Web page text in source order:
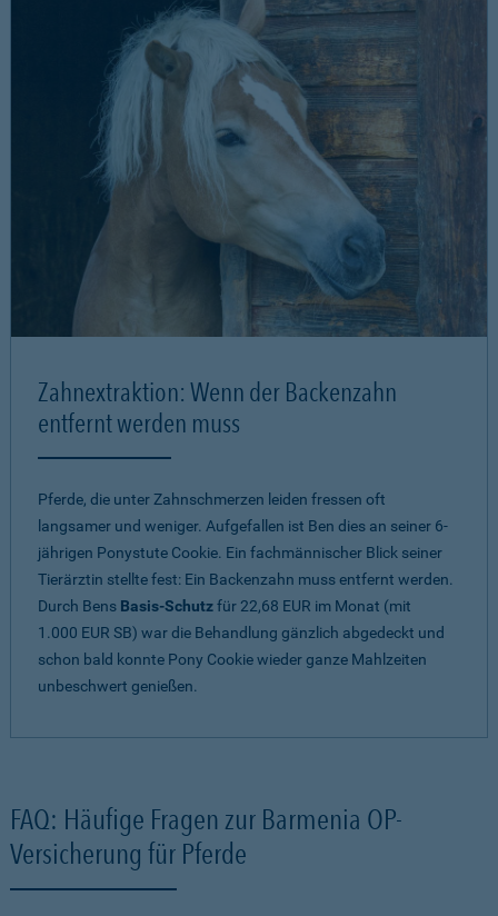
Zahnextraktion: Wenn der Backenzahn
entfernt werden muss
Pferde, die unter Zahnschmerzen leiden fressen oft
langsamer und weniger. Aufgefallen ist Ben dies an seiner 6-
jährigen Ponystute Cookie. Ein fachmännischer Blick seiner
Tierärztin stellte fest: Ein Backenzahn muss entfernt werden.
Durch Bens Basis-Schutzfür 22,68 EUR im Monat (mit
1.000 EUR SB) war die Behandlung gänzlich abgedeckt und
schon bald konnte Pony Cookie wieder ganze Mahlzeiten
unbeschwert genießen.
FAQ: Häufige Fragen zur Barmenia OP-
Versicherung für Pferde